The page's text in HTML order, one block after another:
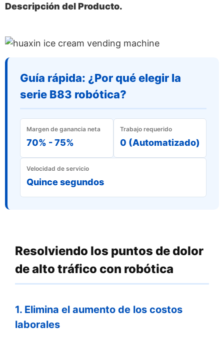
Descripción del Producto.
Guía rápida: ¿Por qué elegir la
serie B83 robótica?
Margen de ganancia neta
70% - 75%
Trabajo requerido
0 (Automatizado)
Velocidad de servicio
Quince segundos
Resolviendo los puntos de dolor
de alto tráfico con robótica
1. Elimina el aumento de los costos
laborales